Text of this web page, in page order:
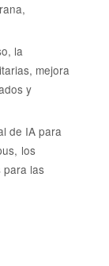
la
mejora
y
de IA para
los
para las